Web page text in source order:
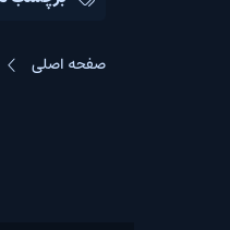
فیلم